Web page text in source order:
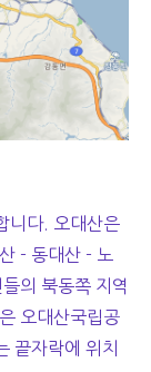
니다. 오대산은
- 동대산 - 노
의 북동쪽 지역
오대산국립공
끝자락에 위치